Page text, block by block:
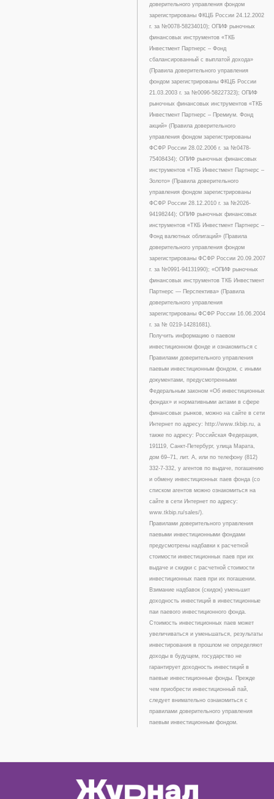
доверительного управления фондом
зарегистрированы ФКЦБ России 24.12.2002
г. за №0078-58234010); ОПИФ рыночных
финансовых инструментов «ТКБ
Инвестмент Партнерс – Фонд
сбалансированный с выплатой дохода»
(Правила доверительного управления
фондом зарегистрированы ФКЦБ России
21.03.2003 г. за №0096-58227323); ОПИФ
рыночных финансовых инструментов «ТКБ
Инвестмент Партнерс – Премиум. Фонд
акций» (Правила доверительного
управления фондом зарегистрированы
ФСФР России 28.02.2006 г. за №0478-
75408434); ОПИФ рыночных финансовых
инструментов «ТКБ Инвестмент Партнерс –
Золото» (Правила доверительного
управления фондом зарегистрированы
ФСФР России 28.12.2010 г. за №2026-
94198244); ОПИФ рыночных финансовых
инструментов «ТКБ Инвестмент Партнерс –
Фонд валютных облигаций» (Правила
доверительного управления фондом
зарегистрированы ФСФР России 20.09.2007
г. за №0991-94131990); «ОПИФ рыночных
финансовых инструментов ТКБ Инвестмент
Партнерс — Перспектива» (Правила
доверительного управления
зарегистрированы ФСФР России 16.06.2004
г. за № 0219-14281681).
Получить информацию о паевом
инвестиционном фонде и ознакомиться с
Правилами доверительного управления
паевым инвестиционным фондом, с иными
документами, предусмотренными
Федеральным законом «Об инвестиционных
фондах» и нормативными актами в сфере
финансовых рынков, можно на сайте в сети
Интернет по адресу: http://www.tkbip.ru, а
также по адресу: Российская Федерация,
191119, Санкт-Петербург, улица Марата,
дом 69–71, лит. А, или по телефону (812)
332-7-332, у агентов по выдаче, погашению
и обмену инвестиционных паев фонда (со
списком агентов можно ознакомиться на
сайте в сети Интернет по адресу:
www.tkbip.ru/sales/).
Правилами доверительного управления
паевыми инвестиционными фондами
предусмотрены надбавки к расчетной
стоимости инвестиционных паев при их
выдаче и скидки с расчетной стоимости
инвестиционных паев при их погашении.
Взимание надбавок (скидок) уменьшит
доходность инвестиций в инвестиционные
паи паевого инвестиционного фонда.
Стоимость инвестиционных паев может
увеличиваться и уменьшаться, результаты
инвестирования в прошлом не определяют
доходы в будущем, государство не
гарантирует доходность инвестиций в
паевые инвестиционные фонды. Прежде
чем приобрести инвестиционный пай,
следует внимательно ознакомиться с
правилами доверительного управления
паевым инвестиционным фондом.